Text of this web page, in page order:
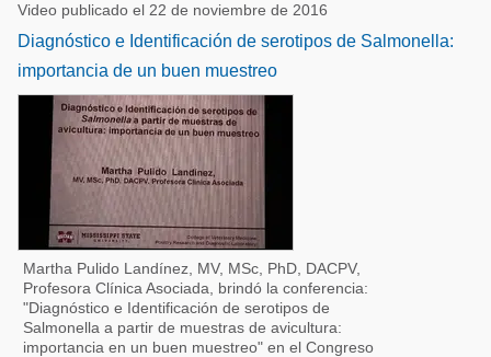
Video publicado el 22 de noviembre de 2016
Diagnóstico e Identificación de serotipos de Salmonella:
importancia de un buen muestreo
Martha Pulido Landínez, MV, MSc, PhD, DACPV,
Profesora Clínica Asociada, brindó la conferencia:
"Diagnóstico e Identificación de serotipos de
Salmonella a partir de muestras de avicultura:
importancia en un buen muestreo" en el Congreso